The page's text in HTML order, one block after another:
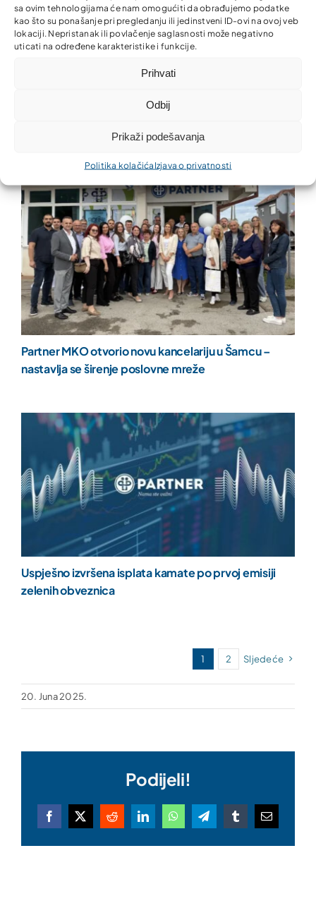
sa ovim tehnologijama će nam omogućiti da obrađujemo podatke
kao što su ponašanje pri pregledanju ili jedinstveni ID-ovi na ovoj veb
lokaciji. Nepristanak ili povlačenje saglasnosti može negativno
uticati na određene karakteristike i funkcije.
Prihvati
Odbij
Prikaži podešavanja
Politika kolačića Izjava o privatnosti
Nova kancelarija Partner MKO u Donjem Rahiću –
Partner MKO otvorio novu kancelariju u Šamcu –
nastavlja se širenje poslovne mreže
Uspješno izvršena isplata kamate po prvoj emisiji
zelenih obveznica
1 2 Sljedeće
20. Juna 2025.
Podijeli!
Facebook
X RedditLinkedInWhatsAppTelegramTumblrEmail